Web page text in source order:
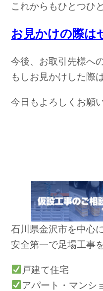
これからもひとつひ
お見かけの際は
今後、お取引先様へ
もしお見かけした際
今日もよろしくお願
石川県金沢市を中心
安全第一で足場工事
戸建て住宅
アパート・マンシ